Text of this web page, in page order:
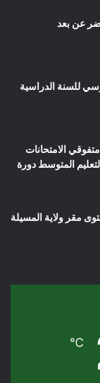
عن بعد
للسنة الدراسية
الامتحانات
المتوسط دورة
مقر ولاية المسيلة
℃